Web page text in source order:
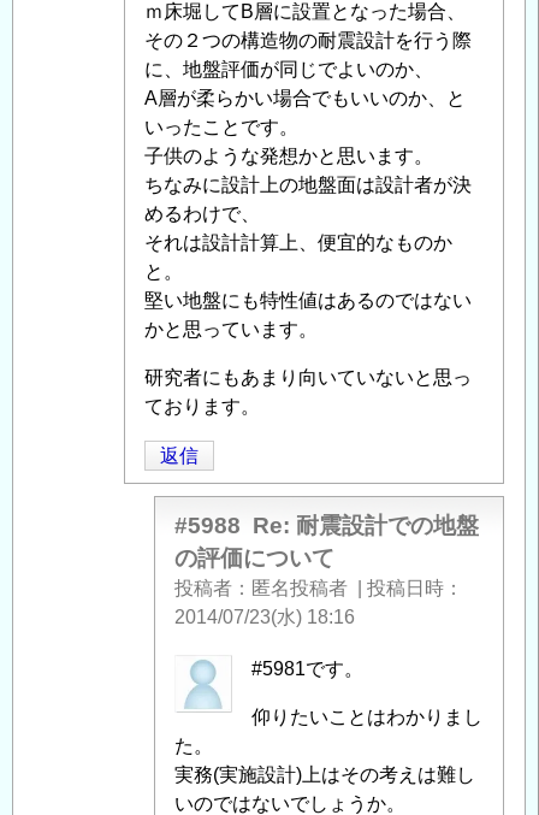
震
設
計
で
の
地
盤
の
評
価
に
い
て」
の
返
ｍ床堀してB層に設置となった場合、
その２つの構造物の耐震設計を行う際
に、地盤評価が同じでよいのか、
A層が柔らかい場合でもいいのか、と
いったことです。
子供のような発想かと思います。
ちなみに設計上の地盤面は設計者が決
めるわけで、
それは設計計算上、便宜的なものか
と。
堅い地盤にも特性値はあるのではない
かと思っています。
研究者にもあまり向いていないと思っ
ております。
返信
#5988 Re: 耐震設計での地盤
の評価について
投稿者 匿名投稿者
投稿日時
2014/07/23(水) 18:16
匿
名
稿
者
#5981です。
仰りたいことはわかりまし
た。
実務(実施設計)上はその考えは難し
いのではないでしょうか。